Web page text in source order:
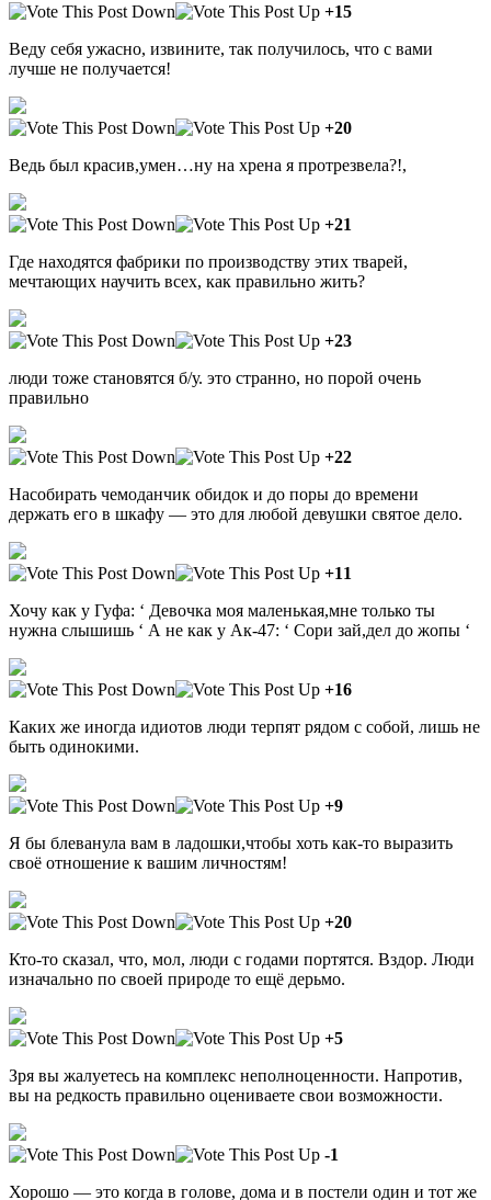
+15
Веду себя ужасно, извините, так получилось, что с вами
лучше не получается!
+20
Ведь был красив,умен…ну на хрена я протрезвела?!,
+21
Где находятся фабрики по производству этих тварей,
мечтающих научить всех, как правильно жить?
+23
люди тоже становятся б/у. это странно, но порой очень
правильно
+22
Насобирать чемоданчик обидок и до поры до времени
держать его в шкафу — это для любой девушки святое дело.
+11
Хочу как у Гуфа: ‘ Девочка моя маленькая,мне только ты
нужна слышишь ‘ А не как у Ак-47: ‘ Сори зай,дел до жопы ‘
+16
Каких же иногда идиотов люди терпят рядом с собой, лишь не
быть одинокими.
+9
Я бы блеванула вам в ладошки,чтобы хоть как-то выразить
своё отношение к вашим личностям!
+20
Кто-то сказал, что, мол, люди с годами портятся. Вздор. Люди
изначально по своей природе то ещё дерьмо.
+5
Зря вы жалуетесь на комплекс неполноценности. Напротив,
вы на редкость правильно оцениваете свои возможности.
-1
Хорошо — это когда в голове, дома и в постели один и тот же